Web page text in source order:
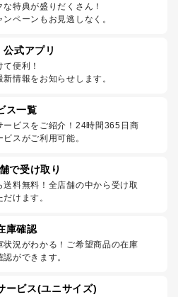
特典が盛りだくさん！
ペーンもお見逃しなく。
式アプリ
便利！
情報をお知らせします。
ス一覧
ービスをご紹介！24時間365日商
スがご利用可能。
で受け取り
送料無料！全店舗の中から受け取
けます。
庫確認
状況がわかる！ご希望商品の在庫
ができます。
ービス(ユニサイズ)